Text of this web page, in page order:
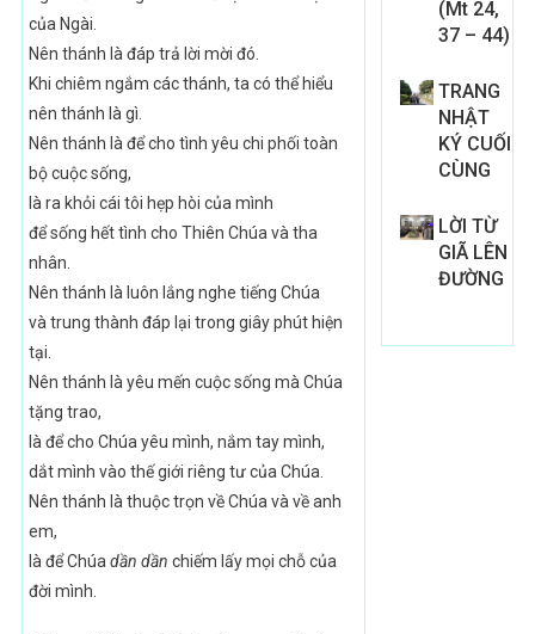
của Ngài.
Nên thánh là đáp trả lời mời đó.
Khi chiêm ngắm các thánh, ta có thể hiểu
nên thánh là gì.
Nên thánh là để cho tình yêu chi phối toàn
bộ cuộc sống,
là ra khỏi cái tôi hẹp hòi của mình
để sống hết tình cho Thiên Chúa và tha
nhân.
Nên thánh là luôn lắng nghe tiếng Chúa
và trung thành đáp lại trong giây phút hiện
tại.
Nên thánh là yêu mến cuộc sống mà Chúa
tặng trao,
là để cho Chúa yêu mình, nắm tay mình,
dắt mình vào thế giới riêng tư của Chúa.
Nên thánh là thuộc trọn về Chúa và về anh
em,
là để Chúadần dần chiếm lấy mọi chỗ của
đời mình.
(Mt 24,
37 – 44)
TRANG
NHẬT
KÝ CUỐI
CÙNG
LỜI TỪ
GIÃ LÊN
ĐƯỜNG